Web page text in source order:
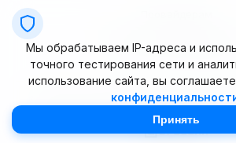
Условия
© 2025–2026 OpenSpeedTest (ИП
Мы обрабатываем IP-адреса и
точного тестирования сети и
использование сайта, вы
Принять